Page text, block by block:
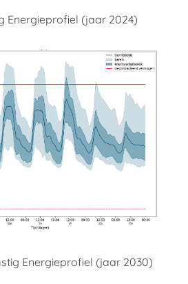
Energieprofiel (jaar 2024)
Energieprofiel (jaar 2030)